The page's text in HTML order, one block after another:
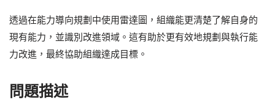
透過在能力導向規劃中使用雷達圖，組織能更清楚了解自身的
現有能力，並識別改進領域。這有助於更有效地規劃與執行能
力改進，最終協助組織達成目標。
問題描述